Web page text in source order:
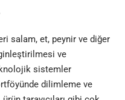
salam, et, peynir ve diğer
ve
sistemler
dilimleme ve